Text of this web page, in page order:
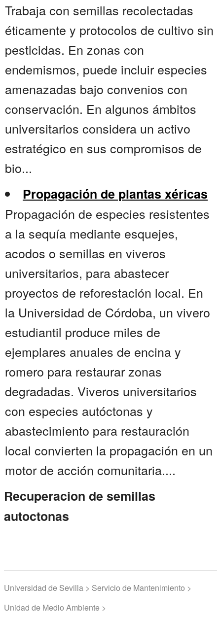
Trabaja con semillas recolectadas
éticamente y protocolos de cultivo sin
pesticidas. En zonas con
endemismos, puede incluir especies
amenazadas bajo convenios con
conservación. En algunos ámbitos
universitarios considera un activo
estratégico en sus compromisos de
bio...
Propagación de plantas xéricas
Propagación de especies resistentes
a la sequía mediante esquejes,
acodos o semillas en viveros
universitarios, para abastecer
proyectos de reforestación local. En
la Universidad de Córdoba, un vivero
estudiantil produce miles de
ejemplares anuales de encina y
romero para restaurar zonas
degradadas. Viveros universitarios
con especies autóctonas y
abastecimiento para restauración
local convierten la propagación en un
motor de acción comunitaria....
Recuperacion de semillas
autoctonas
Universidad de Sevilla > Servicio de Mantenimiento >
Unidad de Medio Ambiente >